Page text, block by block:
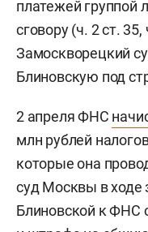
платежей группой
сговору (ч. 2 ст.
Замоскворецкий
Блиновскую под
2 апреля ФНС
млн рублей
которые она
суд Москвы в ходе
Блиновской к ФНС